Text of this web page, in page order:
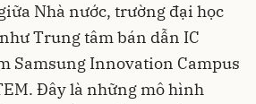
Nhà nước, trường đại học
Trung tâm bán dẫn IC
Samsung Innovation Campus
Đây là những mô hình